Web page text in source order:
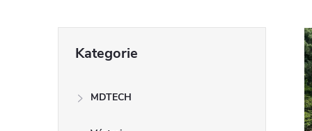
kategorie
Kategorie
MDTECH